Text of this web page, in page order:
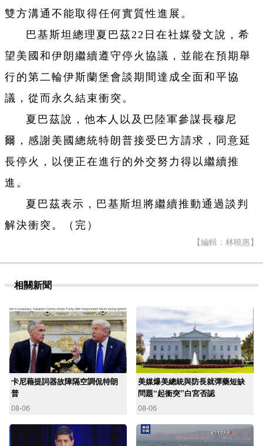
雙方溝通不能取得任何實質性進展。
巴基斯坦總理夏巴茲22日在社媒發文說，希
望美國和伊朗繼續遵守停火協議，並能在預期舉
行的第二輪伊斯蘭堡會談期間達成全面和平協
議，從而永久結束衝突。
夏巴茲說，他本人以及巴陸軍參謀長穆尼
爾，感謝美國總統特朗普接受巴方請求，同意延
長停火，以便正在進行的外交努力得以繼續推
進。
夏巴茲表示，巴基斯坦將繼續推動通過談判
解決衝突。（完）
【編輯：林曉惠】
相關新聞
卡尼藉提詞器故障隔空調侃特朗
普
08-06
美媒爆美總統與防長就彈藥短缺
問題“起衝突”白宮否認
08-06